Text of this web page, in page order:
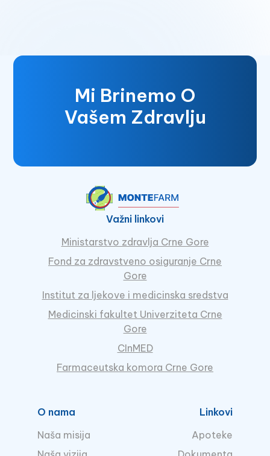
Mi Brinemo O
Vašem Zdravlju
Važni linkovi
Ministarstvo zdravlja Crne Gore
Fond za zdravstveno osiguranje Crne
Gore
Institut za ljekove i medicinska sredstva
Medicinski fakultet Univerziteta Crne
Gore
CInMED
Farmaceutska komora Crne Gore
O nama
Naša misija
Linkovi
Apoteke